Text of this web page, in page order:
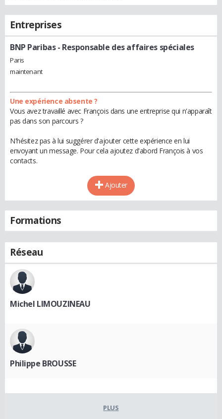
Entreprises
BNP Paribas- Responsable des affaires spéciales
Paris
maintenant
Une expérience absente ?
Vous avez travaillé avec François dans une entreprise qui n'apparaît
pas dans son parcours ?
N'hésitez pas à lui suggérer d'ajouter cette expérience en lui
envoyant un message. Pour cela ajoutez d'abord François à vos
contacts.
Ajouter
Formations
Réseau
Michel LIMOUZINEAU
Philippe BROUSSE
PLUS